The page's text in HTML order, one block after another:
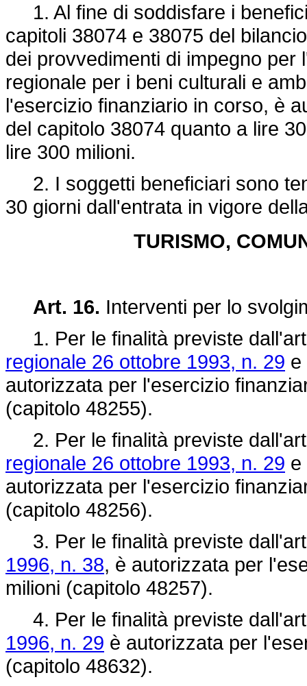
1. Al fine di soddisfare i
capitoli 38074 e 38075 del
dei provvedimenti di impegno
regionale per i beni culturali e
l'esercizio finanziario in corso, è
del capitolo 38074 quanto a lire
lire 300 milioni.
2. I soggetti beneficiari sono
30 giorni dall'entrata in vigore
TURISMO,
Art. 16. Interventi per lo
1. Per le finalità previste
regionale 26 ottobre 1993, n. 29 e
autorizzata per l'esercizio
(capitolo 48255).
2. Per le finalità previste
regionale 26 ottobre 1993, n. 29 e
autorizzata per l'esercizio
(capitolo 48256).
3. Per le finalità previste
1996, n. 38, è autorizzata per
milioni (capitolo 48257).
4. Per le finalità previste
1996, n. 29 è autorizzata per
(capitolo 48632).